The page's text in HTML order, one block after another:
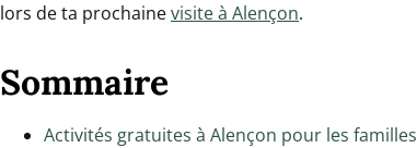
lors de ta prochainevisite à Alençon.
Sommaire
Activités gratuites à Alençon pour les familles